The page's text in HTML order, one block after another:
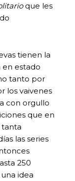
que les
tienen la
estado
tanto por
los vaivenes
con orgullo
que en
las series
250
idea